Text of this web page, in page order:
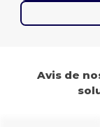
Avis de